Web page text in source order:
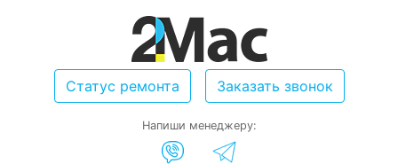
Статус ремонта Заказать звонок
Напиши менеджеру: